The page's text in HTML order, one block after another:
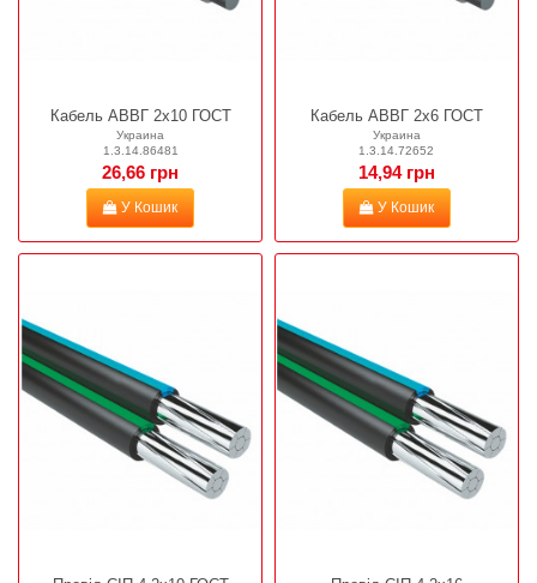
Кабель АВВГ 2х10 ГОСТ
Украина
1.3.14.86481
26,66 грн
У Кошик
Кабель АВВГ 2х6 ГОСТ
Украина
1.3.14.72652
14,94 грн
У Кошик